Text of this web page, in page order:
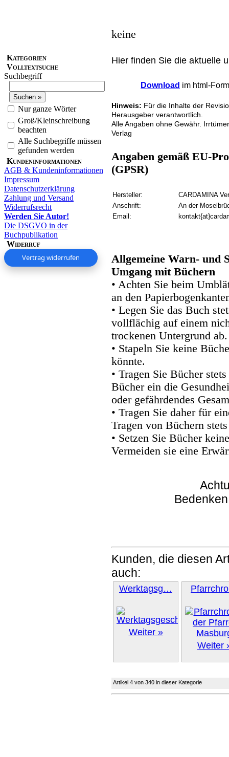
Kategorien
Volltextsuche
Suchbegriff
Nur ganze Wörter
Groß/Kleinschreibung
beachten
Alle Suchbegriffe müssen
gefunden werden
Kundeninformationen
AGB & Kundeninformationen
Impressum
Datenschutzerklärung
Zahlung und Versand
Widerrufsrecht
Werden Sie Autor!
Die DSGVO in der
Buchpublikation
Widerruf
Vertrag widerrufen
keine
Hier finden Sie die aktuelle
Download im html-
Hinweis: Für die Inhalte der
Herausgeber verantwortlich.
Alle Angaben ohne Gewähr.
Verlag
Angaben gemäß EU-
(GPSR)
Hersteller:
CARDAMINA
Anschrift:
An der
Email:
Allgemeine Warn- und
Umgang mit Büchern
• Achten Sie beim
an den
• Legen Sie das Buch
vollflächig auf einem
trockenen Untergrund ab.
• Stapeln Sie keine
könnte.
• Tragen Sie Bücher
Bücher ein die
oder gefährdendes
• Tragen Sie daher für
Tragen von Büchern
• Setzen Sie Bücher
Vermeiden sie eine
Kunden, die diesen
auch:
Werktagsg…
Weiter »
Weiter
Artikel 4 von 340 in dieser Kategorie